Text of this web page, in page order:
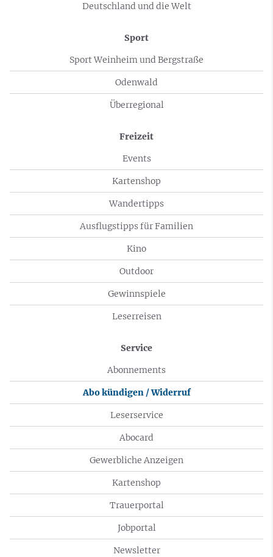
Deutschland und die Welt
Sport
Sport Weinheim und Bergstraße
Odenwald
Überregional
Freizeit
Events
Kartenshop
Wandertipps
Ausflugstipps für Familien
Kino
Outdoor
Gewinnspiele
Leserreisen
Service
Abonnements
Abo kündigen / Widerruf
Leserservice
Abocard
Gewerbliche Anzeigen
Kartenshop
Trauerportal
Jobportal
Newsletter